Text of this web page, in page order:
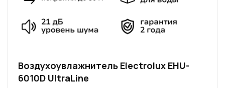
Воздухоувлажнитель Electrolux EHU-
6010D UltraLine